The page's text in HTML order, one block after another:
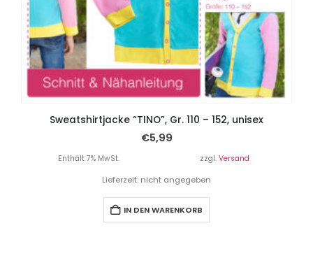
Sweatshirtjacke “TINO”, Gr. 110 – 152, unisex
€5,99
Enthält 7% MwSt. zzgl. Versand
Lieferzeit: nicht angegeben
IN DEN WARENKORB